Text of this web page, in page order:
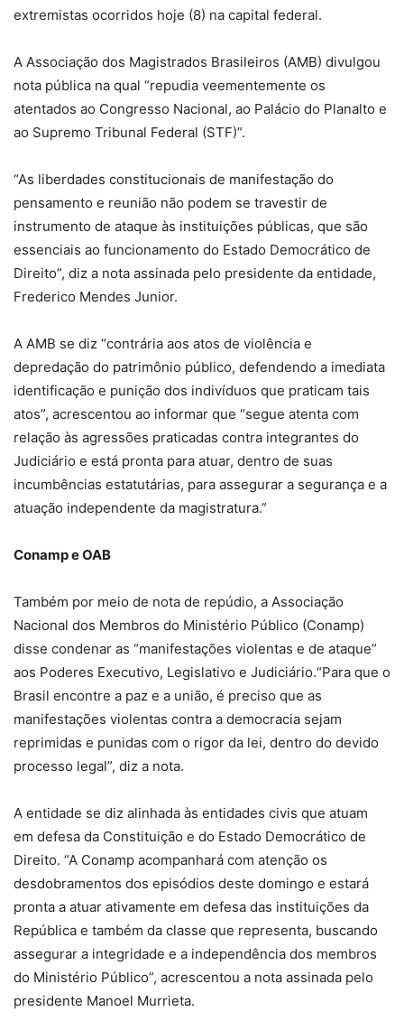
extremistas ocorridos hoje (8) na capital federal.
A Associação dos Magistrados Brasileiros (AMB) divulgou
nota pública na qual “repudia veementemente os
atentados ao Congresso Nacional, ao Palácio do Planalto e
ao Supremo Tribunal Federal (STF)”.
“As liberdades constitucionais de manifestação do
pensamento e reunião não podem se travestir de
instrumento de ataque às instituições públicas, que são
essenciais ao funcionamento do Estado Democrático de
Direito”, diz a nota assinada pelo presidente da entidade,
Frederico Mendes Junior.
A AMB se diz “contrária aos atos de violência e
depredação do patrimônio público, defendendo a imediata
identificação e punição dos indivíduos que praticam tais
atos”, acrescentou ao informar que “segue atenta com
relação às agressões praticadas contra integrantes do
Judiciário e está pronta para atuar, dentro de suas
incumbências estatutárias, para assegurar a segurança e a
atuação independente da magistratura.”
Conamp e OAB
Também por meio de nota de repúdio, a Associação
Nacional dos Membros do Ministério Público (Conamp)
disse condenar as “manifestações violentas e de ataque”
aos Poderes Executivo, Legislativo e Judiciário.“Para que o
Brasil encontre a paz e a união, é preciso que as
manifestações violentas contra a democracia sejam
reprimidas e punidas com o rigor da lei, dentro do devido
processo legal”, diz a nota.
A entidade se diz alinhada às entidades civis que atuam
em defesa da Constituição e do Estado Democrático de
Direito. “A Conamp acompanhará com atenção os
desdobramentos dos episódios deste domingo e estará
pronta a atuar ativamente em defesa das instituições da
República e também da classe que representa, buscando
assegurar a integridade e a independência dos membros
do Ministério Público”, acrescentou a nota assinada pelo
presidente Manoel Murrieta.